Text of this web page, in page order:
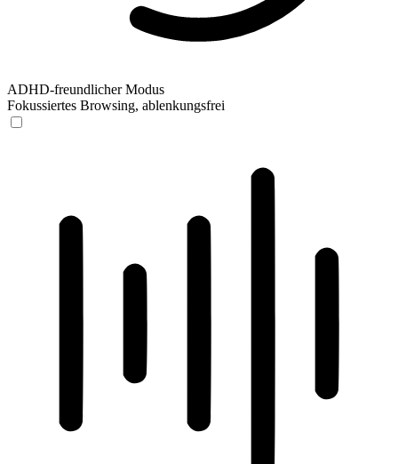
ADHD-freundlicher Modus
Fokussiertes Browsing, ablenkungsfrei